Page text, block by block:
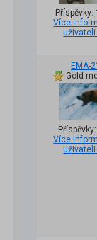
Příspěvky:
Více
uživateli
EMA-
Gold
Více
uživateli